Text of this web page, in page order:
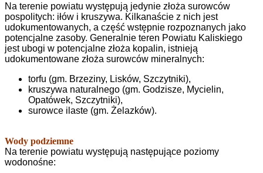
Na terenie powiatu występują jedynie złoża surowców
pospolitych: iłów i kruszywa. Kilkanaście z nich jest
udokumentowanych, a część wstępnie rozpoznanych jako
potencjalne zasoby. Generalnie teren Powiatu Kaliskiego
jest ubogi w potencjalne złoża kopalin, istnieją
udokumentowane złoża surowców mineralnych:
torfu (gm. Brzeziny, Lisków, Szczytniki),
kruszywa naturalnego (gm. Godzisze, Mycielin,
Opatówek, Szczytniki),
surowce ilaste (gm. Żelazków).
Wody podziemne
Na terenie powiatu występują następujące poziomy
wodonośne: